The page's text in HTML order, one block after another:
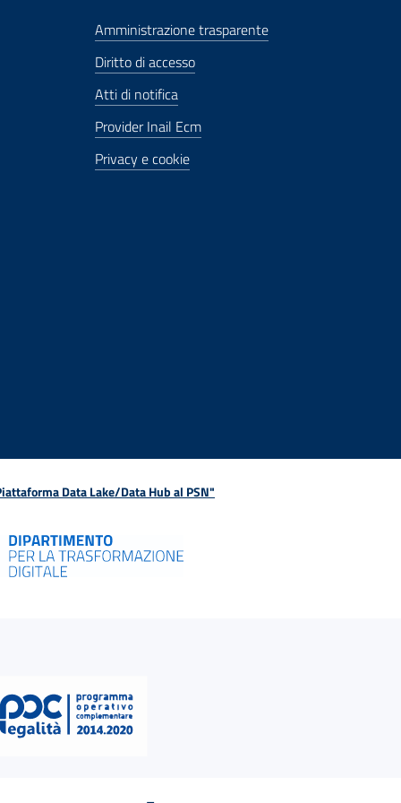
Amministrazione trasparente
Diritto di accesso
Atti di notifica
Provider Inail Ecm
Privacy e cookie
Data Lake/Data Hub al PSN"